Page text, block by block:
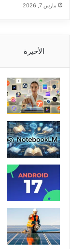
مارس 7, 2026
الأخيرة